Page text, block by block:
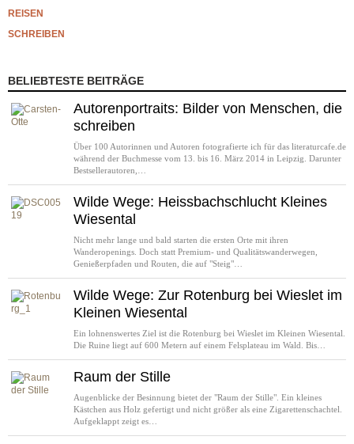
REISEN
SCHREIBEN
BELIEBTESTE BEITRÄGE
Autorenportraits: Bilder von Menschen, die
schreiben
Über 100 Autorinnen und Autoren fotografierte ich für das literaturcafe.de
während der Buchmesse vom 13. bis 16. März 2014 in Leipzig. Darunter
Bestsellerautoren,…
Wilde Wege: Heissbachschlucht Kleines
Wiesental
Nicht mehr lange und bald starten die ersten Orte mit ihren
Wanderopenings. Doch statt Premium- und Qualitätswanderwegen,
Genießerpfaden und Routen, die auf "Steig"…
Wilde Wege: Zur Rotenburg bei Wieslet im
Kleinen Wiesental
Ein lohnenswertes Ziel ist die Rotenburg bei Wieslet im Kleinen Wiesental.
Die Ruine liegt auf 600 Metern auf einem Felsplateau im Wald. Bis…
Raum der Stille
Augenblicke der Besinnung bietet der "Raum der Stille". Ein kleines
Kästchen aus Holz gefertigt und nicht größer als eine Zigarettenschachtel.
Aufgeklappt zeigt es…